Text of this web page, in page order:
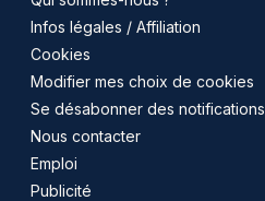
Infos légales / Affiliation
Cookies
Modifier mes choix de cookies
Se désabonner des notifications
Nous contacter
Emploi
Publicité